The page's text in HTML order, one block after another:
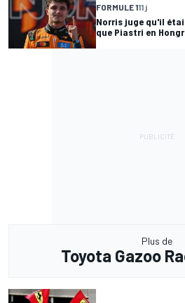
FORMULE 111 j
Norris juge qu'il
que Piastri en
Plus de
Toyota Gazoo